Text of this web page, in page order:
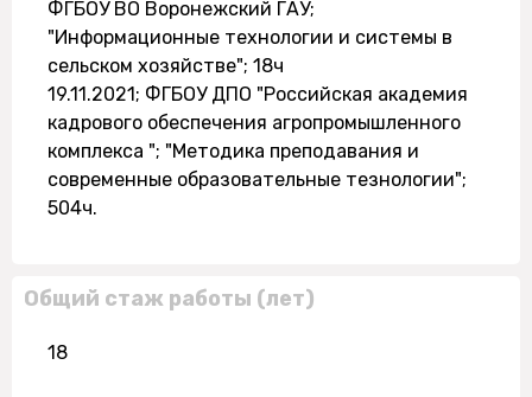
ФГБОУ ВО Воронежский ГАУ;
"Информационные технологии и системы в
сельском хозяйстве"; 18ч
19.11.2021; ФГБОУ ДПО "Российская академия
кадрового обеспечения агропромышленного
комплекса "; "Методика преподавания и
современные образовательные тезнологии";
504ч.
Общий стаж работы (лет)
18